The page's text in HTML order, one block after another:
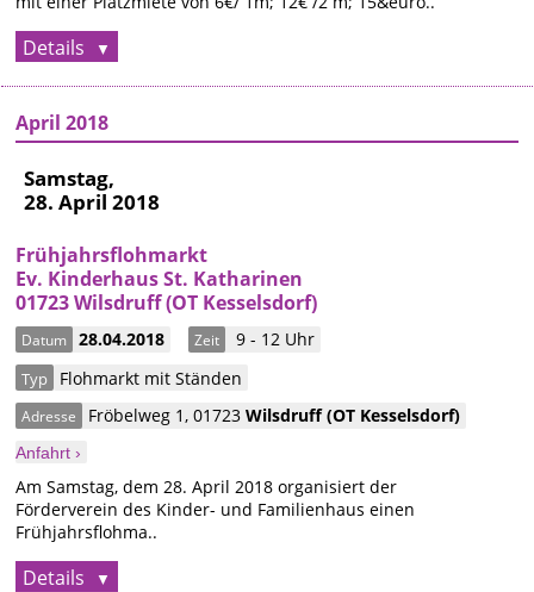
Details
April 2018
Samstag,
28. April 2018
Frühjahrsflohmarkt
Ev. Kinderhaus St. Katharinen
01723 Wilsdruff (OT Kesselsdorf)
Datum 28.04.2018 Zeit 9 - 12 Uhr
Typ Flohmarkt mit Ständen
Adresse Fröbelweg 1,01723Wilsdruff(OT Kesselsdorf)
Anfahrt ›
Am Samstag, dem 28. April 2018 organisiert der
Förderverein des Kinder- und Familienhaus einen
Frühjahrsflohma..
Details